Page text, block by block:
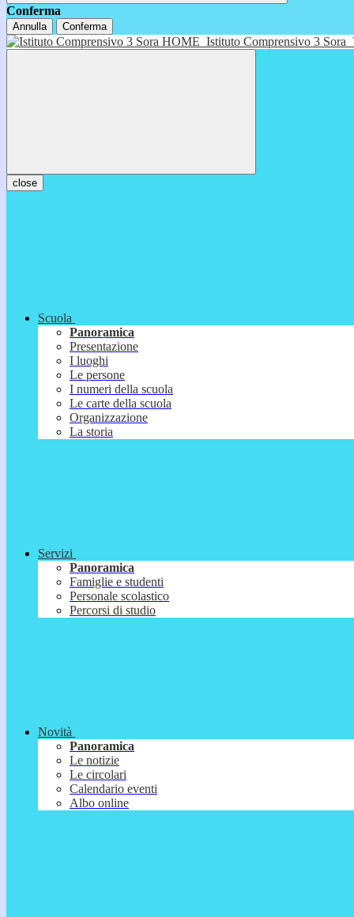
Conferma
Annulla Conferma
HOME Istituto Comprensivo 3 Sora
close
Scuola
Panoramica
Presentazione
I luoghi
Le persone
I numeri della scuola
Le carte della scuola
Organizzazione
La storia
Servizi
Panoramica
Famiglie e studenti
Personale scolastico
Percorsi di studio
Novità
Panoramica
Le notizie
Le circolari
Calendario eventi
Albo online